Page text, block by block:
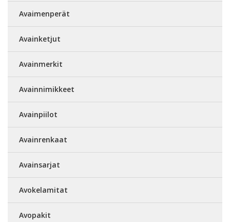
Avaimenperät
Avainketjut
Avainmerkit
Avainnimikkeet
Avainpiilot
Avainrenkaat
Avainsarjat
Avokelamitat
Avopakit